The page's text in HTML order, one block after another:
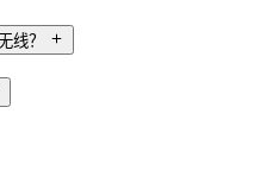
线？